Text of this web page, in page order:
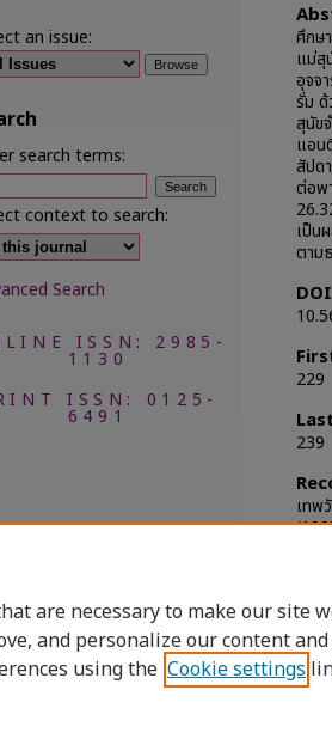
ศึกษ
แม่สุ
อุจจ
รั่ม
สุนัข
แอน
สัปด
ต่อพ
เป็น
ตาม
DOI
229
239
เทพ
an issue:
search terms:
context to search:
Search
ISSN: 2985-
1130
ISSN: 0125-
6491
are necessary to make our site
and personalize our content
using the Cookie settings